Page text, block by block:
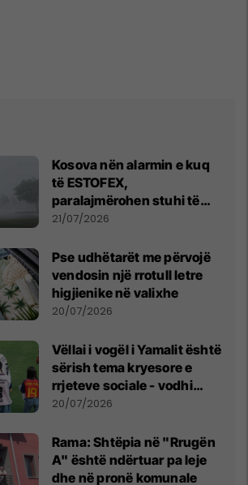
Kosova nën alarmin e kuq
të ESTOFEX,
paralajmërohen stuhi të
fuqishme me breshër dhe
21/07/2026
Pse udhëtarët me përvojë
vendosin një rrotull letre
higjienike në valixhe
20/07/2026
Vëllai i vogël i Yamalit është
sërish tema kryesore e
rrjeteve sociale - vodhi
vëmendjen pas finales së
20/07/2026
Rama: Shtëpia në "Rrugën
A" është ndërtuar pa leje
dhe në pronë komunale